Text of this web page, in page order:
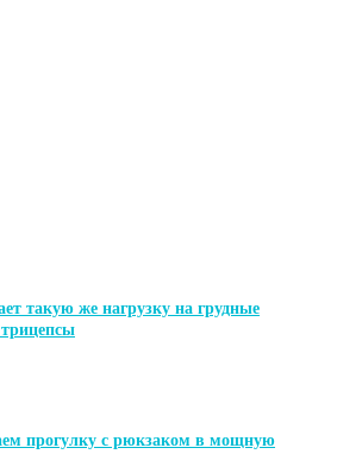
такую же нагрузку на грудные
прогулку с рюкзаком в мощную